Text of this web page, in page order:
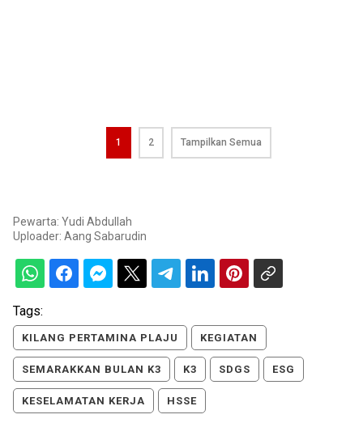
1 2 Tampilkan Semua
Pewarta: Yudi Abdullah
Uploader: Aang Sabarudin
Tags:
KILANG PERTAMINA PLAJU KEGIATAN
SEMARAKKAN BULAN K3 K3 SDGS ESG
KESELAMATAN KERJA HSSE